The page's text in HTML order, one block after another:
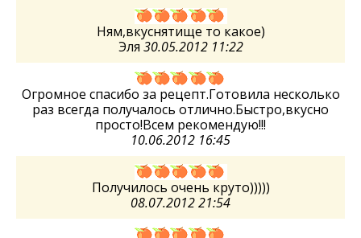
Ням,вкуснятище то какое)
Эля 30.05.2012 11:22
Огромное спасибо за рецепт.Готовила несколько
раз всегда получалось отлично.Быстро,вкусно
просто!Всем рекомендую!!!
10.06.2012 16:45
Получилось очень круто)))))
08.07.2012 21:54